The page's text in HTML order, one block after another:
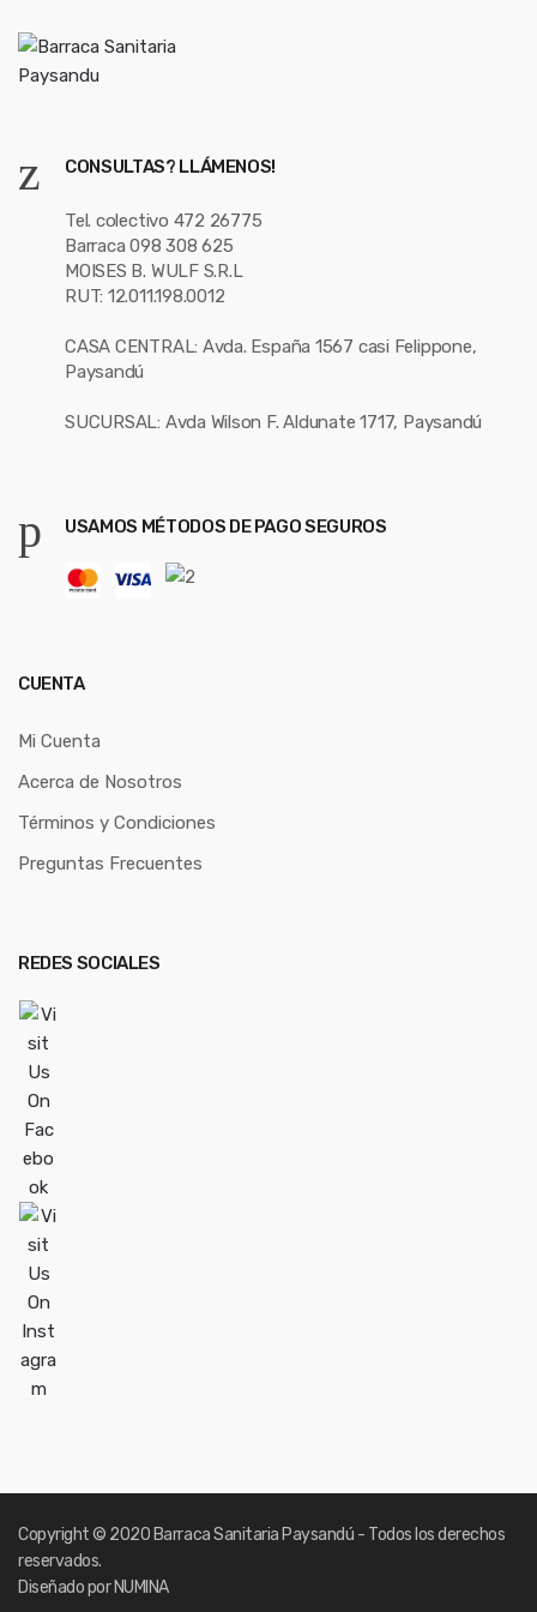
CONSULTAS? LLÁMENOS!
Tel. colectivo 472 26775
Barraca 098 308 625
MOISES B. WULF S.R.L
RUT: 12.011.198.0012
CASA CENTRAL: Avda. España 1567 casi Felippone,
Paysandú
SUCURSAL: Avda Wilson F. Aldunate 1717, Paysandú
USAMOS MÉTODOS DE PAGO SEGUROS
CUENTA
Mi Cuenta
Acerca de Nosotros
Términos y Condiciones
Preguntas Frecuentes
REDES SOCIALES
Copyright© 2020 Barraca Sanitaria Paysandú - Todos los derechos
reservados.
Diseñado por NUMINA